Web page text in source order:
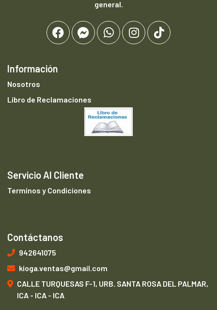
general.
Información
Nosotros
Libro de Reclamaciones
Servicio Al Cliente
Terminos y Condiciones
Contáctanos
942641075
kioga.ventas@gmail.com
CALLE TURQUESAS F-1, URB. SANTA ROSA DEL PALMAR,
ICA - ICA - ICA